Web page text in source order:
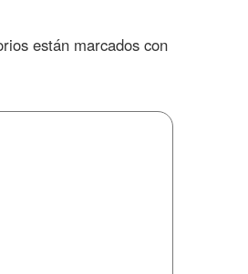
están marcados con